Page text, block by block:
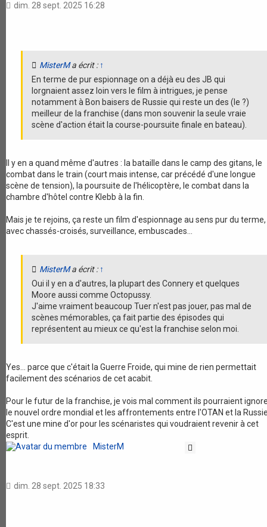
dim. 28 sept. 2025 16:28
MisterMa écrit : ↑
En terme de pur espionnage on a déjà eu des JB qui
lorgnaient assez loin vers le film à intrigues, je pense
notamment à Bon baisers de Russie qui reste un des (le ?)
meilleur de la franchise (dans mon souvenir la seule vraie
scène d'action était la course-poursuite finale en bateau).
Il y en a quand même d'autres : la bataille dans le camp des gitans, le
combat dans le train (court mais intense, car précédé d'une longue
scène de tension), la poursuite de l'hélicoptère, le combat dans la
chambre d'hôtel contre Klebb à la fin.
Mais je te rejoins, ça reste un film d'espionnage au sens pur du terme,
avec chassés-croisés, surveillance, embuscades...
MisterMa écrit : ↑
Oui il y en a d'autres, la plupart des Connery et quelques
Moore aussi comme Octopussy.
J'aime vraiment beaucoup Tuer n'est pas jouer, pas mal de
scènes mémorables, ça fait partie des épisodes qui
représentent au mieux ce qu'est la franchise selon moi.
Yes... parce que c'était la Guerre Froide, qui mine de rien permettait
facilement des scénarios de cet acabit.
Pour le futur de la franchise, je vois mal comment ils pourraient
le nouvel ordre mondial et les affrontements entre l'OTAN et la
C'est une mine d'or pour les scénaristes qui voudraient revenir à cet
esprit.
MisterM
dim. 28 sept. 2025 18:33